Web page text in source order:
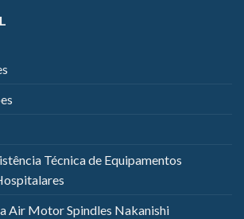
Técnica de Equipamentos
Air Motor Spindles Nakanishi